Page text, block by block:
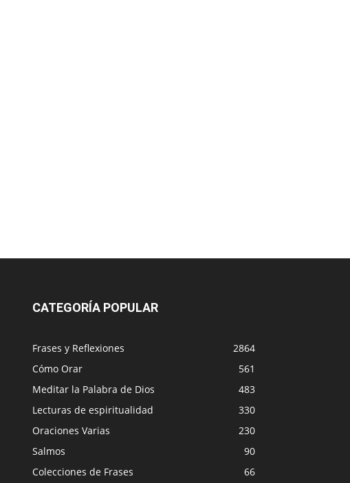
CATEGORÍA POPULAR
Frases y Reflexiones
2864
Cómo Orar
561
Meditar la Palabra de Dios
483
Lecturas de espiritualidad
330
Oraciones Varias
230
Salmos
90
Colecciones de Frases
66